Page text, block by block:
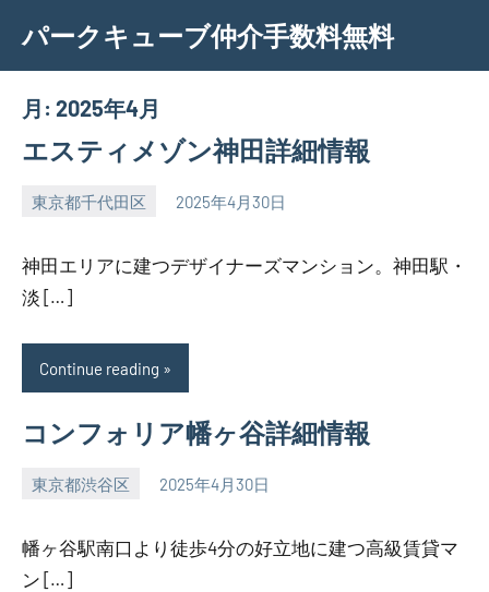
content
パークキューブ仲介手数料無料
月: 2025年4月
エスティメゾン神田詳細情報
東京都千代田区 2025年4月30日
SEZIMO
神田エリアに建つデザイナーズマンション。神田駅・
淡 […]
Continue reading
コンフォリア幡ヶ谷詳細情報
東京都渋谷区 2025年4月30日
SEZIMO
幡ヶ谷駅南口より徒歩4分の好立地に建つ高級賃貸マ
ン […]